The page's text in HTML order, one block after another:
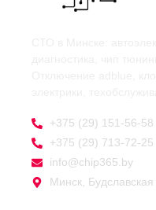
+375 (29) 151-56-58
+375 (29) 713-72-25
info@chip365.by
Минск,